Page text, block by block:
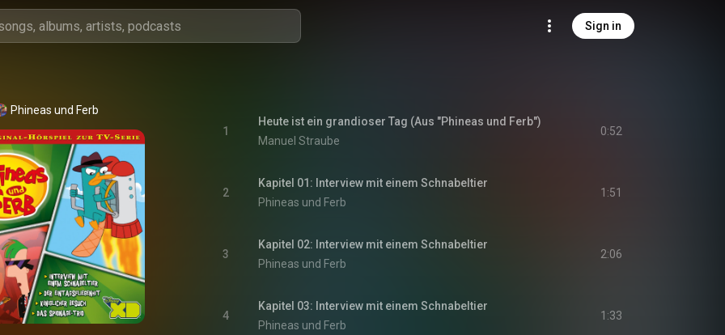
Sign in
Phineas und Ferb
1
Heute ist ein grandioser Tag (Aus "Phineas und Ferb")
Manuel Straube
0:52
2
Kapitel 01: Interview mit einem Schnabeltier
Phineas und Ferb
1:51
3
Kapitel 02: Interview mit einem Schnabeltier
Phineas und Ferb
2:06
4
Kapitel 03: Interview mit einem Schnabeltier
Phineas und Ferb
1:33